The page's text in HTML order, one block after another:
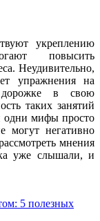
укреплению
повысить
Неудивительно,
упражнения на
дорожке в свою
таких занятий
одни мифы просто
могут негативно
мнения
уже слышали, и